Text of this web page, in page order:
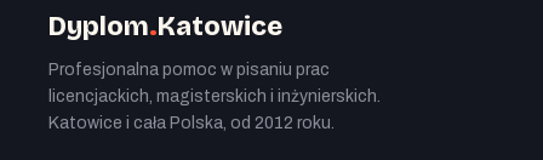
Dyplom.Katowice
Profesjonalna pomoc w pisaniu prac
licencjackich, magisterskich i inżynierskich.
Katowice i cała Polska, od 2012 roku.